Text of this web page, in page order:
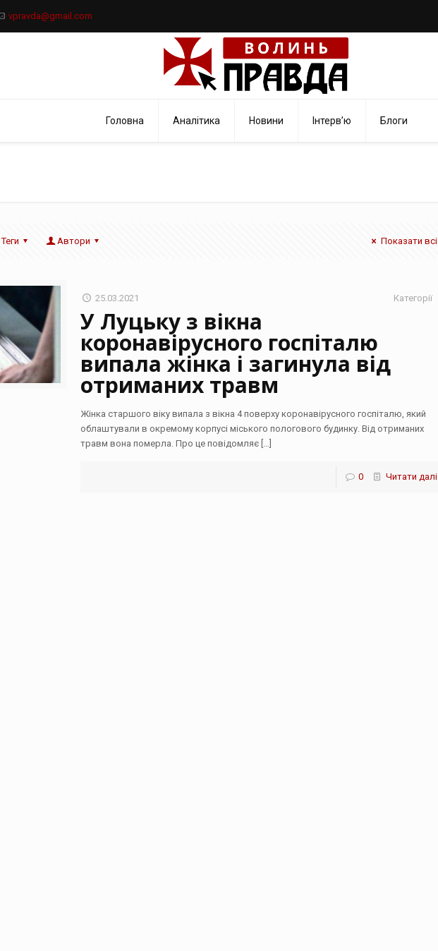
vpravda@gmail.com
Головна Аналітика Новини Інтерв’ю Блоги
Теги Автори Показати всі
25.03.2021 Категорії
У Луцьку з вікна
коронавірусного госпіталю
випала жінка і загинула від
отриманих травм
Жінка старшого віку випала з вікна 4 поверху коронавірусного госпіталю, який
облаштували в окремому корпусі міського пологового будинку. Від отриманих
травм вона померла. Про це повідомляє […]
0 Читати далі